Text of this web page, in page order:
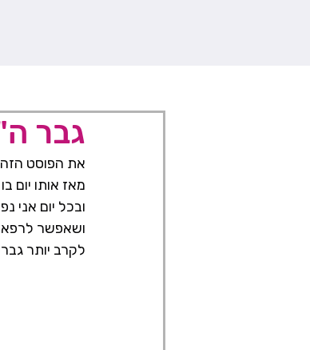
גבר
את הפוסט
מאז אותו יום
ובכל יום אני
ושאפשר
לקרב יותר